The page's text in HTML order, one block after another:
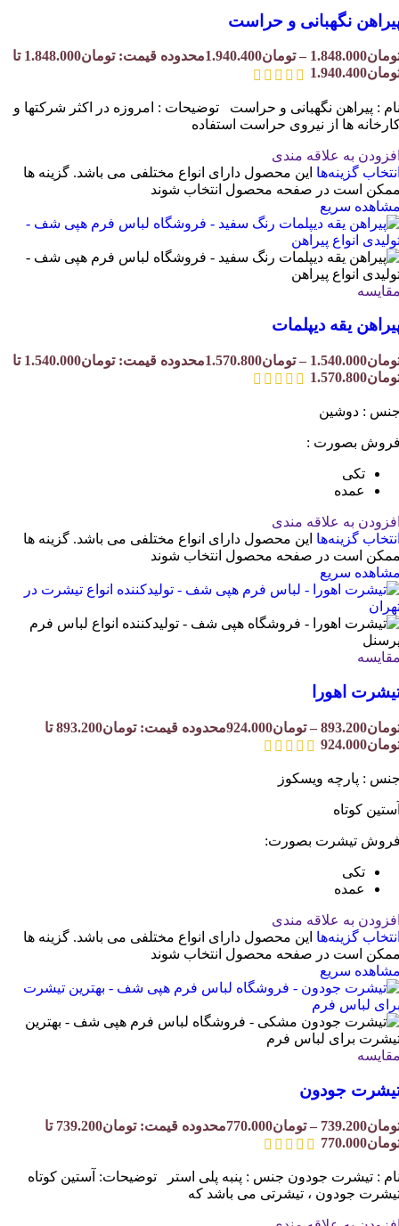
نگهبانی و حراست
1.848.000
– تومان1.940.400
محدوده قیمت: تومان1.848.000 تا
: پیراهن نگهبانی و حراست توضیحات : امروزه در اکثر شرکتها و
ها از نیروی حراست استفاده
به علاقه مندی
گزینه‌ها این محصول دارای انواع مختلفی می باشد. گزینه ها
است در صفحه محصول انتخاب شوند
سریع
یقه دیپلمات
1.540.000
– تومان1.570.800
محدوده قیمت: تومان1.540.000 تا
: دوشین
بصورت :
تکی
عمده
به علاقه مندی
گزینه‌ها این محصول دارای انواع مختلفی می باشد. گزینه ها
است در صفحه محصول انتخاب شوند
سریع
اهورا
893.200
– تومان924.000
محدوده قیمت: تومان893.200 تا
: پارچه ویسکوز
کوتاه
تیشرت بصورت:
تکی
عمده
به علاقه مندی
گزینه‌ها این محصول دارای انواع مختلفی می باشد. گزینه ها
است در صفحه محصول انتخاب شوند
سریع
جودون
739.200
– تومان770.000
محدوده قیمت: تومان739.200 تا
: تیشرت جودون جنس : پنبه پلی استر توضیحات: آستین کوتاه
جودون ، تیشرتی می باشد که